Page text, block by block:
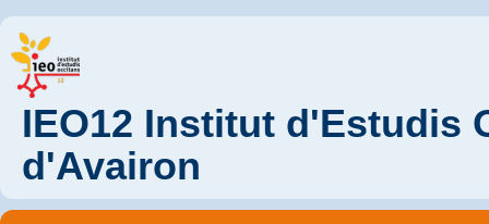
IEO12 Institut d'Estudis
d'Avairon